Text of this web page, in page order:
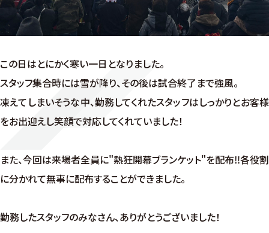
この日はとにかく寒い一日となりました。
スタッフ集合時には雪が降り、その後は試合終了まで強風。
凍えてしまいそうな中、勤務してくれたスタッフはしっかりとお客様
をお出迎えし笑顔で対応してくれていました！
また、今回は来場者全員に"熱狂開幕ブランケット"を配布‼各役割
に分かれて無事に配布することができました。
勤務したスタッフのみなさん、ありがとうございました！